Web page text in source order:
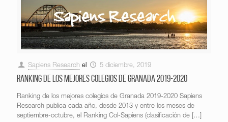
Sapiens Research el 5 diciembre, 2019
Ranking de los mejores colegios de Granada 2019-2020
Ranking de los mejores colegios de Granada 2019-2020 Sapiens
Research publica cada año, desde 2013 y entre los meses de
septiembre-octubre, el Ranking Col-Sapiens (clasificación de […]